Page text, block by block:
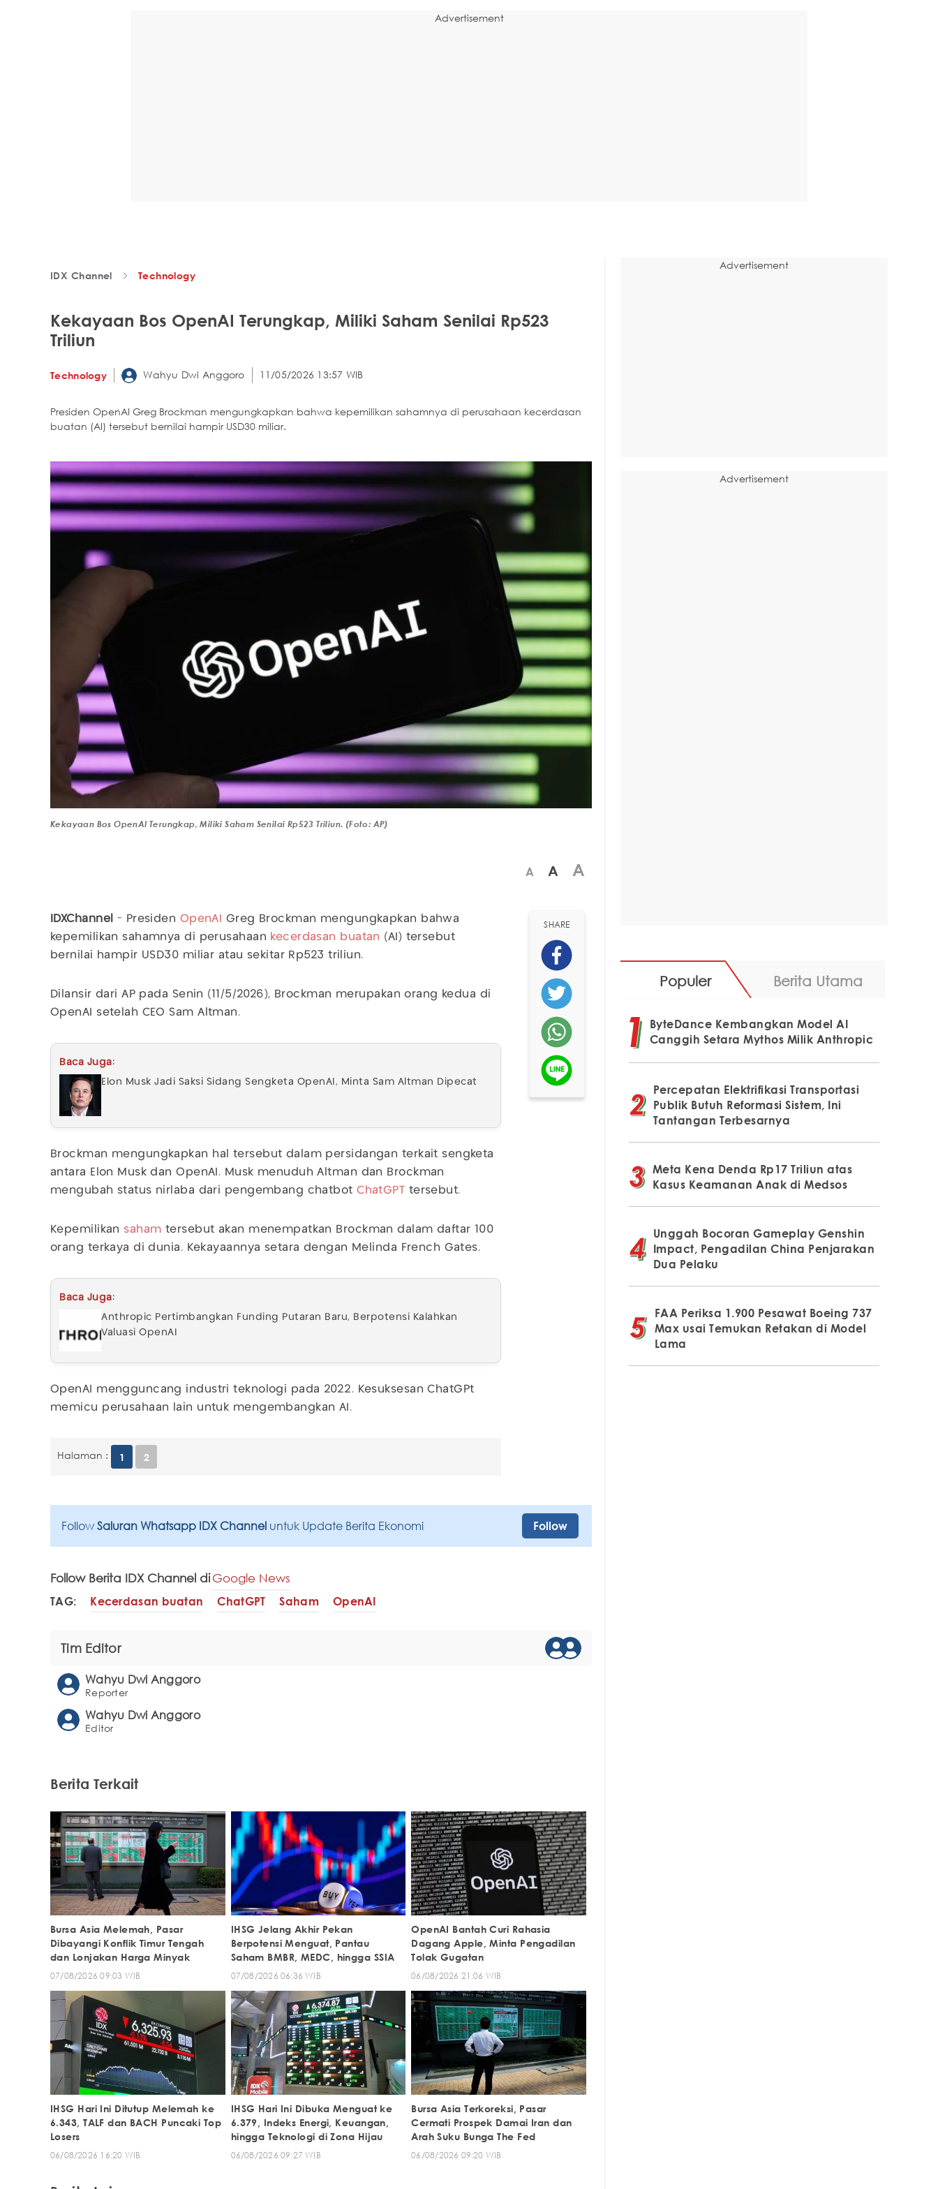
Advertisement
IDX Channel Technology
Kekayaan Bos OpenAI Terungkap, Miliki Saham Senilai Rp523
Triliun
Technology Wahyu Dwi Anggoro 11/05/2026 13:57 WIB
Presiden OpenAI Greg Brockman mengungkapkan bahwa kepemilikan sahamnya di perusahaan kecerdasan
buatan (AI) tersebut bernilai hampir USD30 miliar.
Kekayaan Bos OpenAI Terungkap, Miliki Saham Senilai Rp523 Triliun. (Foto: AP)
A A A
IDXChannel - Presiden OpenAI
Greg Brockman mengungkapkan bahwa
kepemilikan sahamnya di perusahaan kecerdasan buatan (AI) tersebut
bernilai hampir USD30 miliar atau sekitar Rp523 triliun.
Dilansir dari AP pada Senin (11/5/2026), Brockman merupakan orang kedua di
OpenAI setelah CEO Sam Altman.
Baca Juga:
Elon Musk Jadi Saksi Sidang Sengketa OpenAI, Minta Sam Altman Dipecat
Brockman mengungkapkan hal tersebut dalam persidangan terkait sengketa
antara Elon Musk dan OpenAI. Musk menuduh Altman dan Brockman
mengubah status nirlaba dari pengembang chatbotChatGPT tersebut.
Kepemilikan saham tersebut akan menempatkan Brockman dalam daftar 100
orang terkaya di dunia. Kekayaannya setara dengan Melinda French Gates.
Baca Juga:
Anthropic Pertimbangkan Funding Putaran Baru, Berpotensi Kalahkan
Valuasi OpenAI
OpenAI mengguncang industri teknologi pada 2022. Kesuksesan ChatGPt
memicu perusahaan lain untuk mengembangkan AI.
Halaman : 1 2
SHARE
Follow Saluran Whatsapp IDX Channel untuk Update Berita Ekonomi Follow
Follow Berita IDX Channel diGoogle News
TAG: Kecerdasan buatan ChatGPT Saham OpenAI
Tim Editor
Wahyu Dwi Anggoro
Reporter
Wahyu Dwi Anggoro
Editor
Berita Terkait
Bursa Asia Melemah, Pasar
Dibayangi Konflik Timur Tengah
dan Lonjakan Harga Minyak
07/08/2026 09:03 WIB
IHSG Jelang Akhir Pekan
Berpotensi Menguat, Pantau
Saham BMBR, MEDC, hingga SSIA
07/08/2026 06:36 WIB
OpenAI Bantah Curi Rahasia
Dagang Apple, Minta Pengadilan
Tolak Gugatan
06/08/2026 21:06 WIB
IHSG Hari Ini Ditutup Melemah ke
6.343, TALF dan BACH Puncaki Top
Losers
06/08/2026 16:20 WIB
IHSG Hari Ini Dibuka Menguat ke
6.379, Indeks Energi, Keuangan,
hingga Teknologi di Zona Hijau
06/08/2026 09:27 WIB
Bursa Asia Terkoreksi, Pasar
Cermati Prospek Damai Iran dan
Arah Suku Bunga The Fed
06/08/2026 09:20 WIB
Advertisement
Advertisement
Populer Berita Utama
ByteDance Kembangkan Model AI
Canggih Setara Mythos Milik Anthropic
Percepatan Elektrifikasi Transportasi
Publik Butuh Reformasi Sistem, Ini
Tantangan Terbesarnya
Meta Kena Denda Rp17 Triliun atas
Kasus Keamanan Anak di Medsos
Unggah Bocoran Gameplay Genshin
Impact, Pengadilan China Penjarakan
Dua Pelaku
FAA Periksa 1.900 Pesawat Boeing 737
Max usai Temukan Retakan di Model
Lama